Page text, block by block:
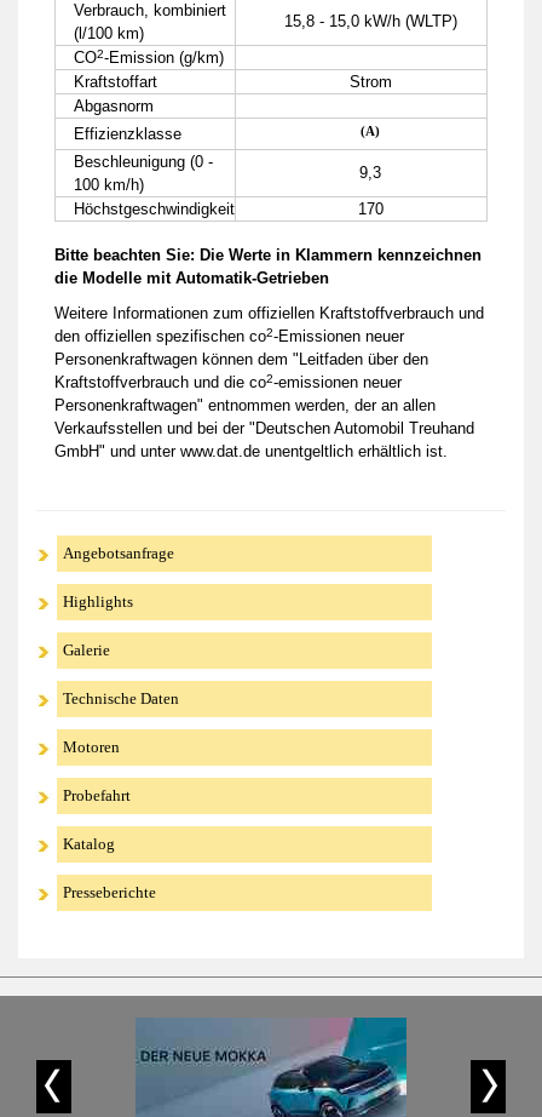
Verbrauch, kombiniert
(l/100 km)
15,8 - 15,0 kW/h (WLTP)
CO2-Emission (g/km)
Kraftstoffart
Strom
Abgasnorm
Effizienzklasse
(A)
Beschleunigung (0 -
100 km/h)
9,3
Höchstgeschwindigkeit
170
Bitte beachten Sie: Die Werte in Klammern kennzeichnen
die Modelle mit Automatik-Getrieben
Weitere Informationen zum offiziellen Kraftstoffverbrauch und
den offiziellen spezifischen co2-Emissionen neuer
Personenkraftwagen können dem "Leitfaden über den
Kraftstoffverbrauch und die co2-emissionen neuer
Personenkraftwagen" entnommen werden, der an allen
Verkaufsstellen und bei der "Deutschen Automobil Treuhand
GmbH" und unter www.dat.de unentgeltlich erhältlich ist.
Angebotsanfrage
Highlights
Galerie
Technische Daten
Motoren
Probefahrt
Katalog
Presseberichte